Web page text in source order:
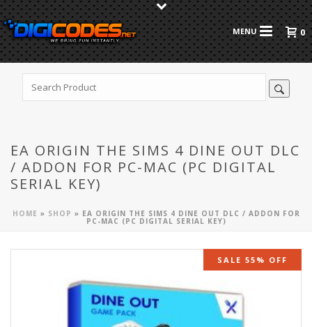
0
EA ORIGIN THE SIMS 4 DINE OUT DLC
/ ADDON FOR PC-MAC (PC DIGITAL
SERIAL KEY)
HOME » SHOP » EA ORIGIN THE SIMS 4 DINE OUT DLC / ADDON FOR
PC-MAC (PC DIGITAL SERIAL KEY)
SALE 55% OFF